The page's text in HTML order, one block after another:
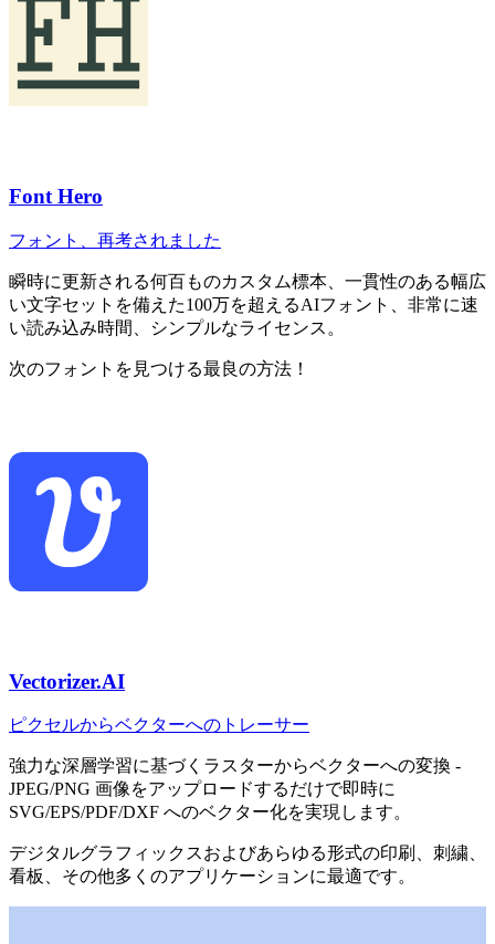
Font Hero
フォント、再考されました
瞬時に更新される何百ものカスタム標本、一貫性のある幅広
い文字セットを備えた100万を超えるAIフォント、非常に速
い読み込み時間、シンプルなライセンス。
次のフォントを見つける最良の方法！
Vectorizer.AI
ピクセルからベクターへのトレーサー
強力な深層学習に基づくラスターからベクターへの変換 -
JPEG/PNG 画像をアップロードするだけで即時に
SVG/EPS/PDF/DXF へのベクター化を実現します。
デジタルグラフィックスおよびあらゆる形式の印刷、刺繍、
看板、その他多くのアプリケーションに最適です。